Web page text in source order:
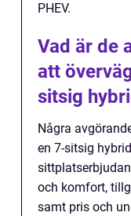
PHEV.
Vad är de
att
sitsig
Några
en 7-sitsig
och komfort,
samt pris och